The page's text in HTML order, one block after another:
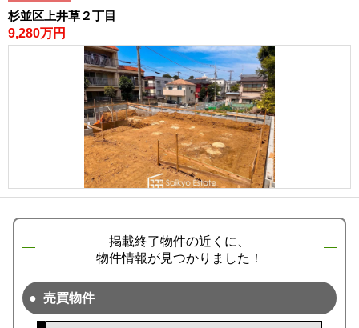
杉並区上井草２丁目
9,280万円
掲載終了物件の近くに、
物件情報が見つかりました！
売買物件